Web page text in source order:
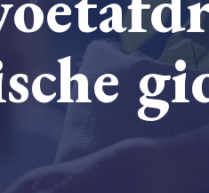
wat verandert er